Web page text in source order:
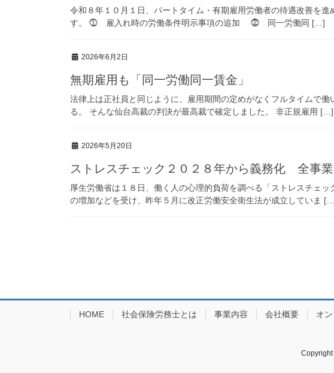
令和８年１０月１日、パートタイム・有期雇用労働者の待遇改善を
す。 ⓵ 雇入れ時の労働条件明示事項の追加 ⓶ 同一労働同 […]
2026年6月2日
無期雇用も「同一労働同一賃金」
法律上は正社員と同じように、雇用期間の定めがなくフルタイムで
る。 そんな仙台高裁の判決が最高裁で確定しました。 非正規雇用 […]
2026年5月20日
ストレスチェック２０２８年から義務化 全事
厚生労働省は１８日、働く人の心理的負荷を調べる「ストレスチェ
の増加などを受け、昨年５月に改正労働安全衛生法が成立していま
ペ
ー
HOME 社会保険労務士とは 事業内容 会社概要 オ